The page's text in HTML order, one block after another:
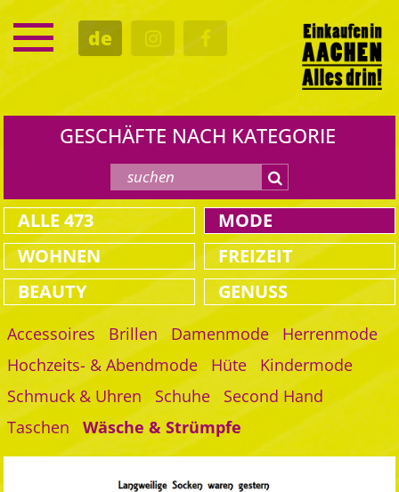
de
SERVICE
TERMINE
KULTUR
GASTRO
GESCHÄFTE NACH KATEGORIE
ALLE473 MODE
Accessoires Brillen Damenmode
Herrenmode
Hochzeits- & Abendmode
Hüte
Kindermode
Schmuck & Uhren
Schuhe
Second Hand
Taschen
Wäsche & Strümpfe
WOHNEN
FREIZEIT
BEAUTY
GENUSS